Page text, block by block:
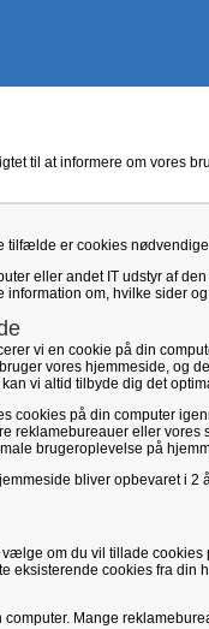
til at informere om vores
tilfælde er cookies
eller andet IT udstyr af
om, hvilke sider
vi en cookie på din
vores hjemmeside, og
vi altid tilbyde dig det
cookies på din computer
reklamebureauer eller vores
brugeroplevelse på
bliver opbevaret i 2
om du vil tillade
eksisterende cookies fra din
Mange